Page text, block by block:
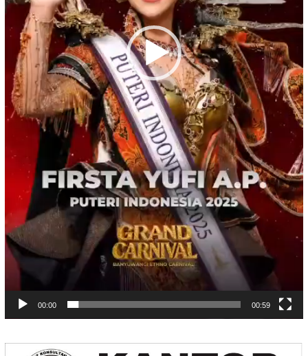
00:00 00:59